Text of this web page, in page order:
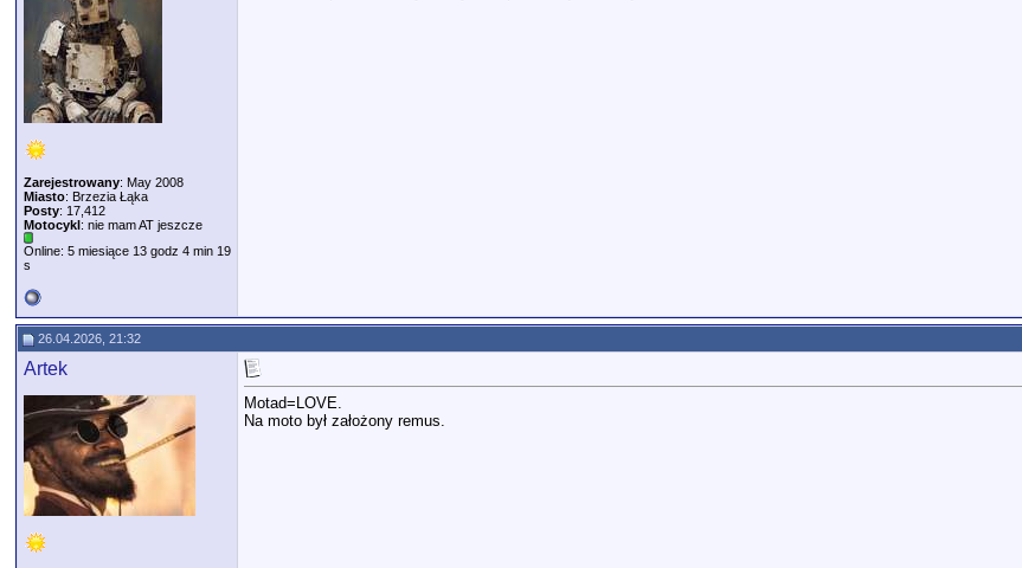
Zarejestrowany: May 2008
Miasto: Brzezia Łąka
Posty: 17,412
Motocykl: nie mam AT jeszcze
Online: 5 miesiące 13 godz 4 min 19
s
26.04.2026, 21:32
Artek
Motad=LOVE.
Na moto był założony remus.